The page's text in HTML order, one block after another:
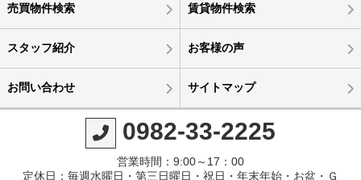
売買物件検索 賃貸物件検索
スタッフ紹介 お客様の声
お問い合わせ サイトマップ
0982-33-2225
営業時間：9:00～17：00
定休日：毎週水曜日・第三日曜日・祝日・年末年始・お盆・Ｇ